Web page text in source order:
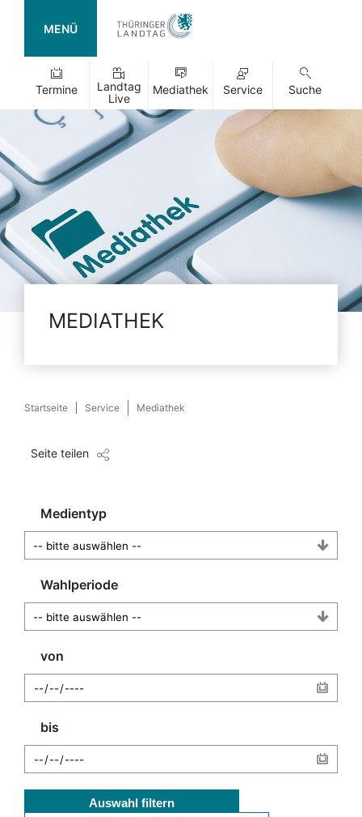
MENÜ
Termine
Landtag
Live
Mediathek Service Suche
MEDIATHEK
Startseite Service Mediathek
Seite teilen
Medientyp
Wahlperiode
von
bis
Auswahl filtern